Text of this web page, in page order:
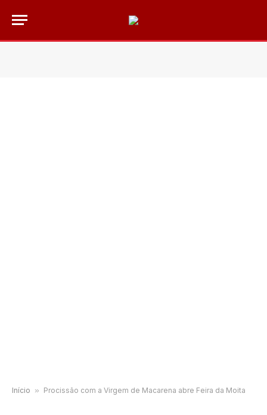
Início » Procissão com a Virgem de Macarena abre Feira da Moita